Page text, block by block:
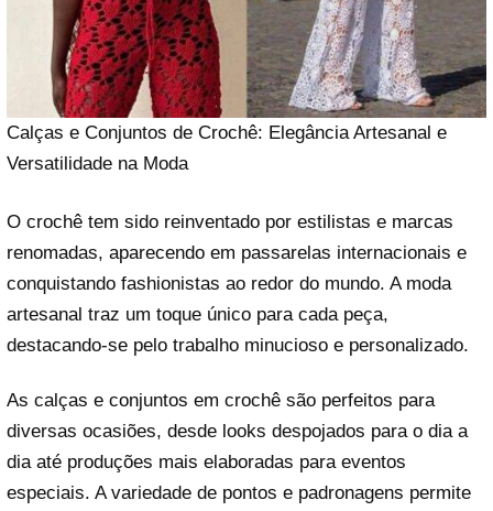
Calças e Conjuntos de Crochê: Elegância Artesanal e
Versatilidade na Moda
O crochê tem sido reinventado por estilistas e marcas
renomadas, aparecendo em passarelas internacionais e
conquistando fashionistas ao redor do mundo. A moda
artesanal traz um toque único para cada peça,
destacando-se pelo trabalho minucioso e personalizado.
As calças e conjuntos em crochê são perfeitos para
diversas ocasiões, desde looks despojados para o dia a
dia até produções mais elaboradas para eventos
especiais. A variedade de pontos e padronagens permite